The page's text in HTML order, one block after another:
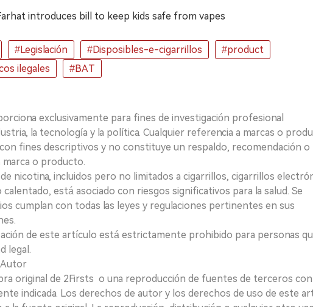
introduces bill to keep kids safe from vapes
#Legislación #Disposibles-e-cigarrillos
#product
ilegales
#BAT
exclusivamente para fines de investigación profesional
la tecnología y la política. Cualquier referencia a marcas o
fines descriptivos y no constituye un respaldo, recomendación o
o producto.
nicotina, incluidos pero no limitados a cigarrillos, cigarrillos
está asociado con riesgos significativos para la salud. Se
cumplan con todas las leyes y regulaciones pertinentes en sus
de este artículo está estrictamente prohibido para personas
legal.
Autor
original de 2Firsts o una reproducción de fuentes de terceros con
indicada. Los derechos de autor y los derechos de uso de este